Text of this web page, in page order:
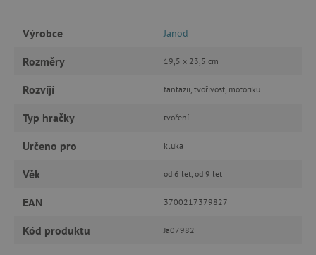
Výrobce Janod
Rozměry 19,5 x 23,5 cm
Rozvíjí fantazii, tvořivost, motoriku
Typ hračky tvoření
Určeno pro kluka
Věk od 6 let, od 9 let
EAN 3700217379827
Kód produktu Ja07982
Cloudflare Inc.